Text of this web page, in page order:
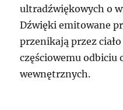
ultradźwiękowych o
Dźwięki emitowane
przenikają przez
częściowemu odbiciu
wewnętrznych.